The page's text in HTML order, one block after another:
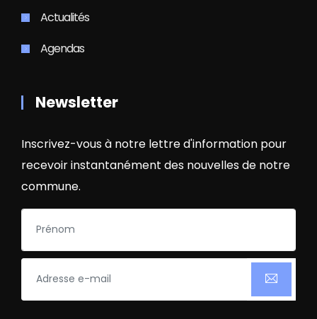
Actualités
Agendas
Newsletter
Inscrivez-vous à notre lettre d'information pour
recevoir instantanément des nouvelles de notre
commune.